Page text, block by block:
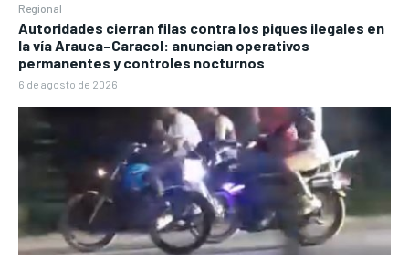
Regional
Autoridades cierran filas contra los piques ilegales en
la vía Arauca–Caracol: anuncian operativos
permanentes y controles nocturnos
6 de agosto de 2026